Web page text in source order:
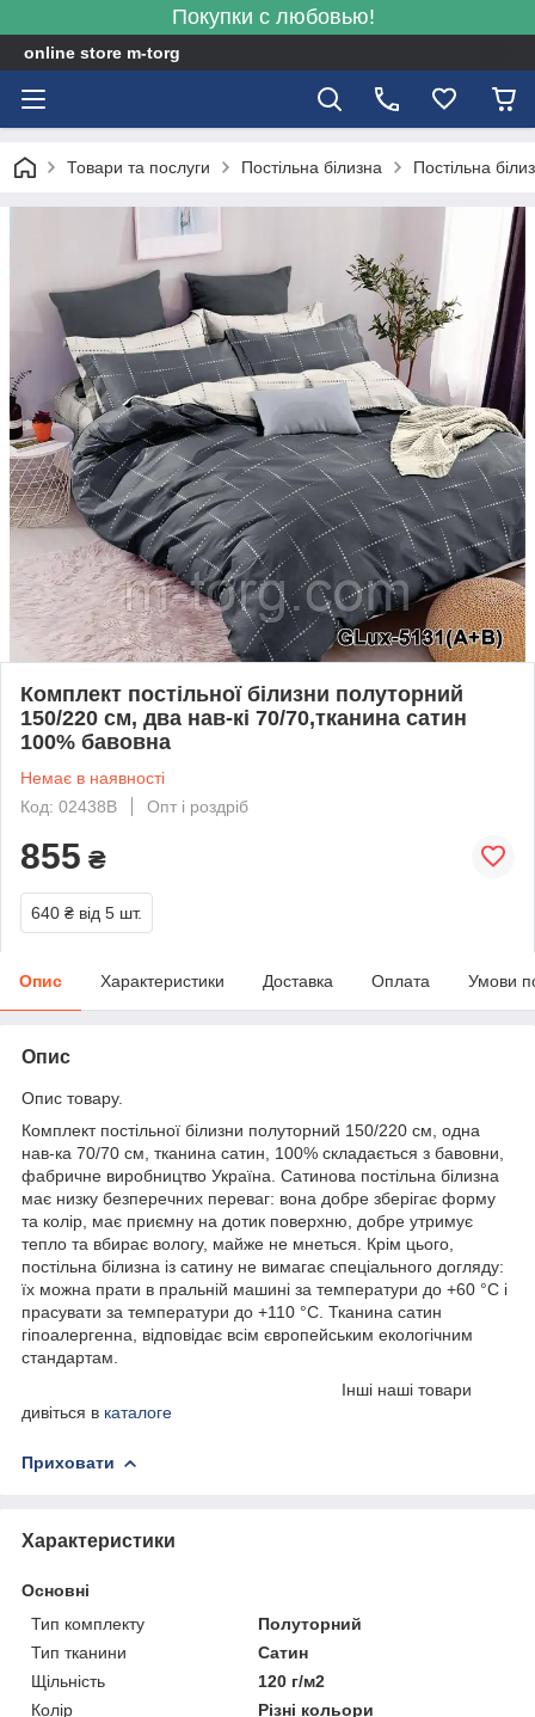
Покупки с любовью!
online store m-torg
Товари та послуги Постільна білизна Постільна
Комплект постільної білизни полуторний
150/220 см, два нав-кі 70/70,тканина сатин
100% бавовна
Немає в наявності
Код: 02438В
Опт і роздріб
855 ₴
640 ₴ від 5 шт.
Опис Характеристики Доставка Оплата Умови
Опис
Опис товару.
Комплект постільної білизни полуторний 150/220 см, одна
нав-ка 70/70 см, тканина сатин, 100% складається з бавовни,
фабричне виробництво Україна. Сатинова постільна білизна
має низку безперечних переваг: вона добре зберігає форму
та колір, має приємну на дотик поверхню, добре утримує
тепло та вбирає вологу, майже не мнеться. Крім цього,
постільна білизна із сатину не вимагає спеціального догляду:
їх можна прати в пральній машині за температури до +60 °C і
прасувати за температури до +110 °C. Тканина сатин
гіпоалергенна, відповідає всім європейським екологічним
стандартам.
Інші наші товари
дивіться в каталоге
Приховати
Характеристики
Основні
Тип комплекту
Полуторний
Тип тканини
Сатин
Щільність
120 г/м2
Колір
Різні кольори